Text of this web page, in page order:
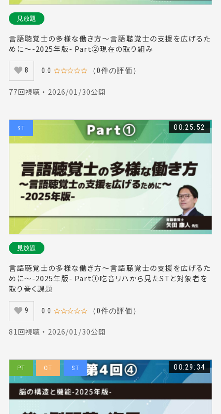
見放題
言語聴覚士の多様な働き方～言語聴覚士の支援を広げるた
めに～-2025年版- Part②現在の取り組み
8 0.0 ☆☆☆☆☆ （0件の評価）
77回視聴 ・ 2026/01/30公開
ST 00:25:52
見放題
言語聴覚士の多様な働き方～言語聴覚士の支援を広げるた
めに～-2025年版- Part①吃音リハから見たSTと対象者を
取り巻く課題
9 0.0 ☆☆☆☆☆ （0件の評価）
81回視聴 ・ 2026/01/30公開
PT OT ST 00:29:34